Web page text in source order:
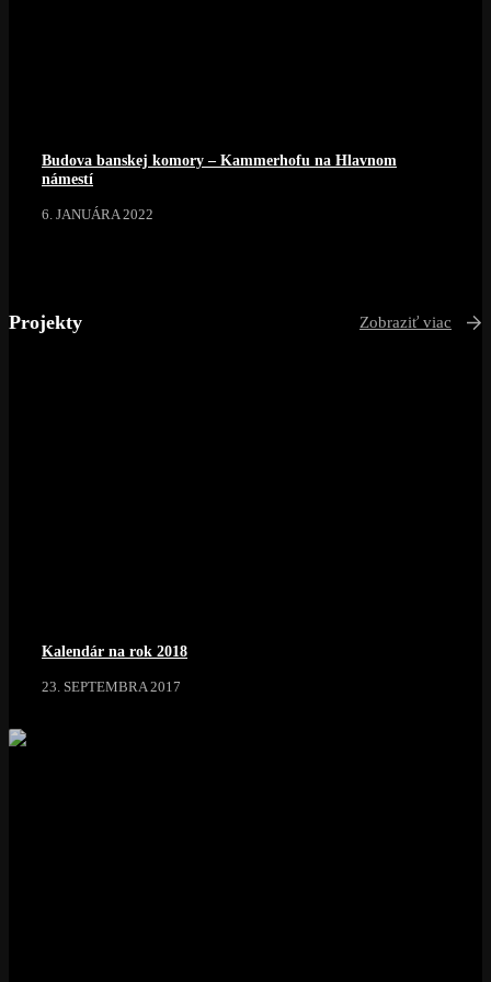
Budova banskej komory – Kammerhofu na Hlavnom
námestí
6. JANUÁRA 2022
Projekty Zobraziť viac
Kalendár na rok 2018
23. SEPTEMBRA 2017